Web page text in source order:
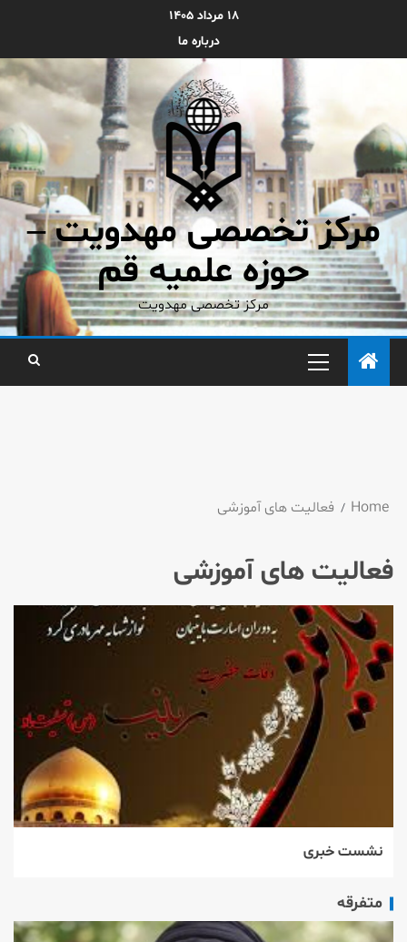
۱۸ مرداد ۱۴۰۵
درباره ما
مرکز تخصصی مهدویت –
حوزه علمیه قم
مرکز تخصصی مهدویت
Home فعالیت های آموزشی
فعالیت های آموزشی
نشست خبری
متفرقه